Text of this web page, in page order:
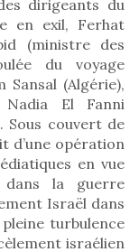
dirigeants du
en exil, Ferhat
(ministre des
du voyage
Sansal (Algérie),
Nadia El Fanni
Sous couvert de
d’une opération
en vue
dans la guerre
Israël dans
turbulence
israélien